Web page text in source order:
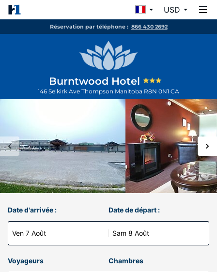
USD
Réservation par téléphone : 866 430 2692
Burntwood Hotel
146 Selkirk Ave Thompson Manitoba R8N 0N1 CA
Date d'arrivée :
Ven 7 Août
Date de départ :
Sam 8 Août
Voyageurs Chambres